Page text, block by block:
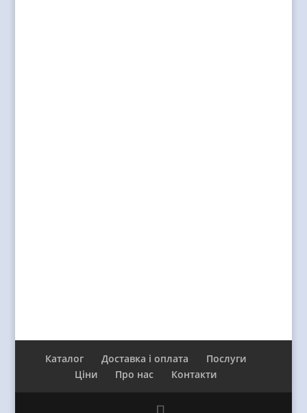
Каталог Доставка і оплата
Послуги
Ціни
Про нас Контакти